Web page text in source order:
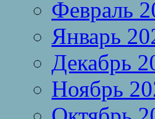
Февраль
Январь
Декабрь
Ноябрь